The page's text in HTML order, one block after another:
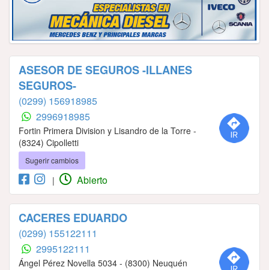
ASESOR DE SEGUROS -ILLANES
SEGUROS-
(0299) 156918985
2996918985
Fortin Primera Division y Lisandro de la Torre -
(8324) Cipolletti
Sugerir cambios
| Abierto
CACERES EDUARDO
(0299) 155122111
2995122111
Ángel Pérez Novella 5034 - (8300) Neuquén